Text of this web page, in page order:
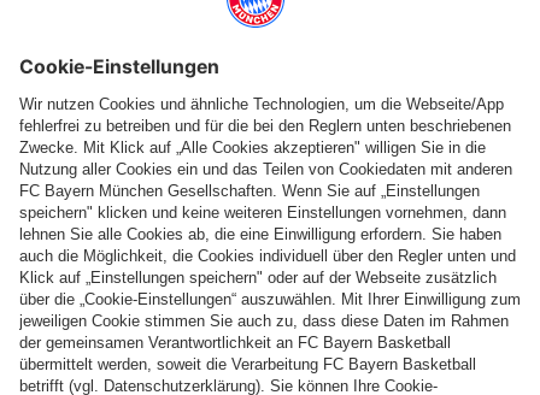
Folge uns
Zahlung & Lieferung
FC Bayern Store App